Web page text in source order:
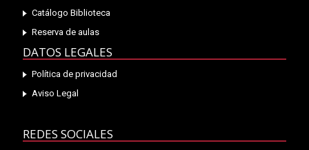
Catálogo Biblioteca
Reserva de aulas
DATOS LEGALES
Política de privacidad
Aviso Legal
REDES SOCIALES